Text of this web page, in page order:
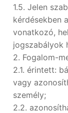
1.5. Jelen
kérdésekben
vonatkozó,
jogszabályok
2. Fogalom-
2.1. érintett:
vagy
személy;
2.2.